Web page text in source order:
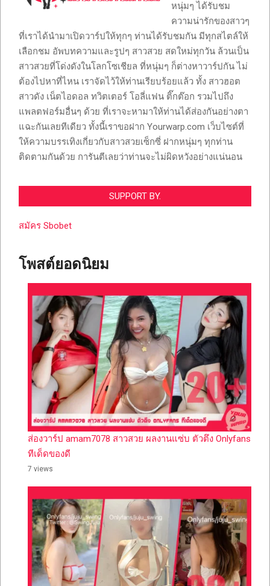
หนุ่มๆ ได้รับชม
ความน่ารักของสาวๆ
ที่เราได้นำมาเปิดวาร์ปให้ทุกๆ ท่านได้รับชมกัน มีทุกสไตล์ให้
เลือกชม อัพบทความและรูปๆ สาวสวย สดใหม่ทุกวัน ล้วนเป็น
สาวสวยที่โด่งดังในโลกโซเชียล ที่หนุ่มๆ ก็ต่างหาวาร์ปกัน ไม่
ต้องไปหาที่ไหน เราจัดไว้ให้ท่านเรียบร้อยแล้ว ทั้ง สาวฮอต
สาวดัง เน็ตไอดอล ทวิตเตอร์ โอลี่แฟน ติ๊กต๊อก รวมไปถึง
แพลตฟอร์มอื่นๆ ด้วย ที่เราจะหามาให้ท่านได้ส่องกันอย่างตา
แฉะกันเลยทีเดียว ทั้งนี้เราขอฝาก Yourwarp.com เว็บไซต์ที่
ให้ความบรรเทิงเกี่ยวกับสาวสวยเซ็กซี่ ฝากหนุ่มๆ ทุกท่าน
ติดตามกันด้วย การันตีเลยว่าท่านจะไม่ผิดหวังอย่างแน่นอน
SUPPORT BY.
สมัคร Sbobet
โพสต์ยอดนิยม
ส่องวาร์ป amam7078 สาวสวย ผลงานแซ่บ ตัวตึง Onlyfans
ทีเด็ดของดี
7 views